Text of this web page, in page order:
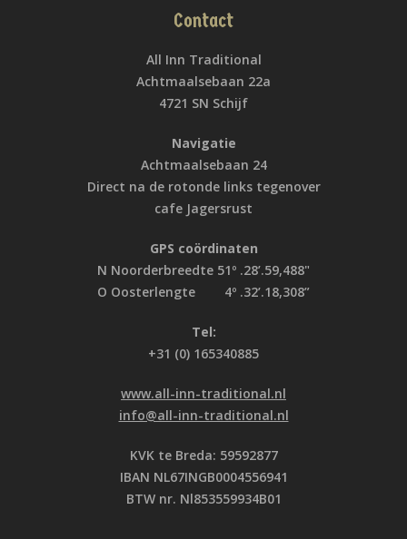
Contact
All Inn Traditional
Achtmaalsebaan 22a
4721 SN Schijf
Navigatie
Achtmaalsebaan 24
Direct na de rotonde links tegenover
cafe Jagersrust
GPS coördinaten
N Noorderbreedte 51º .28’.59,488"
O Oosterlengte 4º .32’.18,308”
Tel:
+31 (0) 165340885
www.all-inn-traditional.nl
info@all-inn-traditional.nl
KVK te Breda: 59592877
IBAN NL67INGB0004556941
BTW nr. Nl853559934B01